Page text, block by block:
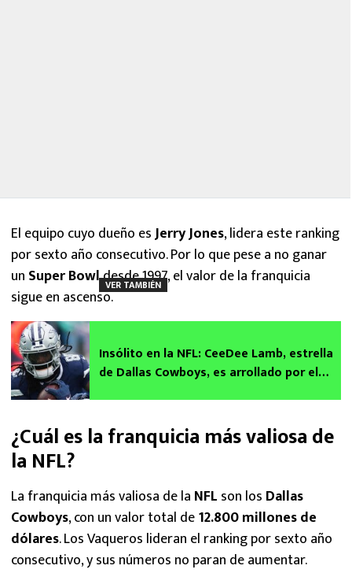
El equipo cuyo dueño esJerry Jones, lidera este ranking
por sexto año consecutivo. Por lo que pese a no ganar
un Super Bowldesde 1997, el valor de la franquicia
sigue en ascenso.
VER TAMBIÉN
Insólito en la NFL: CeeDee Lamb, estrella
de Dallas Cowboys, es arrollado por el
¿Cuál es la franquicia más valiosa de
la NFL?
La franquicia más valiosa de la NFL son los Dallas
Cowboys, con un valor total de12.800 millones de
dólares. Los Vaqueros lideran el ranking por sexto año
consecutivo, y sus números no paran de aumentar.